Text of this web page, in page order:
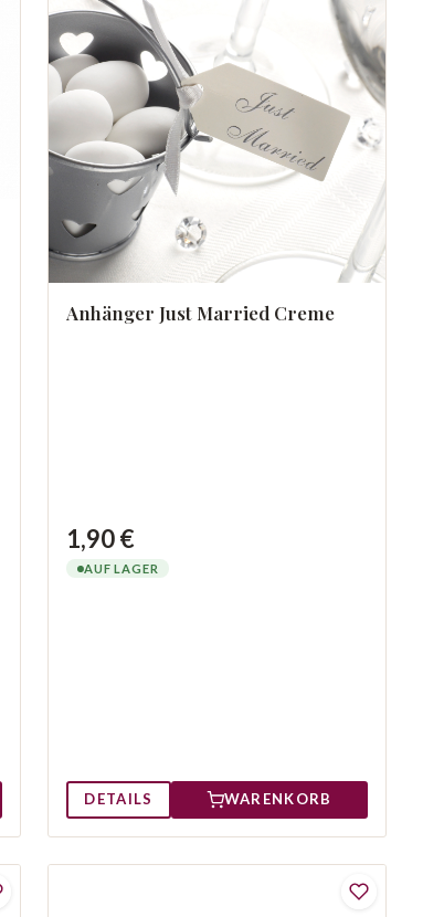
Anhänger Just Married Creme
1,90 €
AUF LAGER
DETAILS WARENKORB